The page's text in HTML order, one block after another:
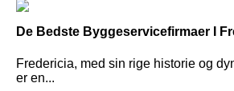
De Bedste Byggeservicefirmaer I
Fredericia, med sin rige historie og
er en...